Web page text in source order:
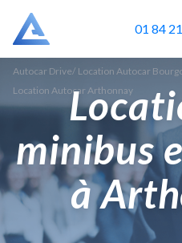
01 84
Autocar Drive/ Location Autocar
Location Autocar Arthonnay
minibus
à